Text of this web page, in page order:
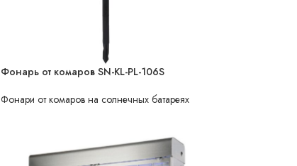
НЕТ В НАЛИЧИИ
Фонарь от комаров SN-KL-PL-106S
Фонари от комаров на солнечных батареях